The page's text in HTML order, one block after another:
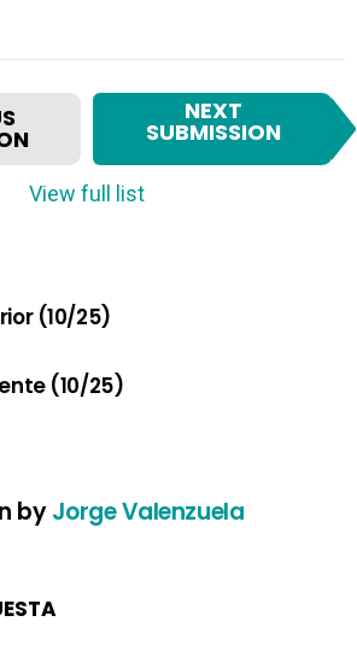
NEXT
SUBMISSION
View full list
(10/25)
(10/25)
byJorge Valenzuela